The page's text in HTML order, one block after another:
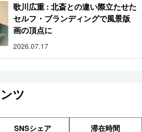
歌川広重 : 北斎との違い際立たせた
セルフ・ブランディングで風景版
画の頂点に
2026.07.17
ツ
SNSシェア 滞在時間